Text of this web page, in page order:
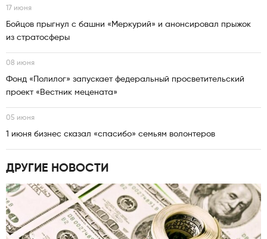
17 июня
Бойцов прыгнул с башни «Меркурий» и анонсировал прыжок
из стратосферы
08 июня
Фонд «Полилог» запускает федеральный просветительский
проект «Вестник мецената»
05 июня
1 июня бизнес сказал «спасибо» семьям волонтеров
ДРУГИЕ НОВОСТИ